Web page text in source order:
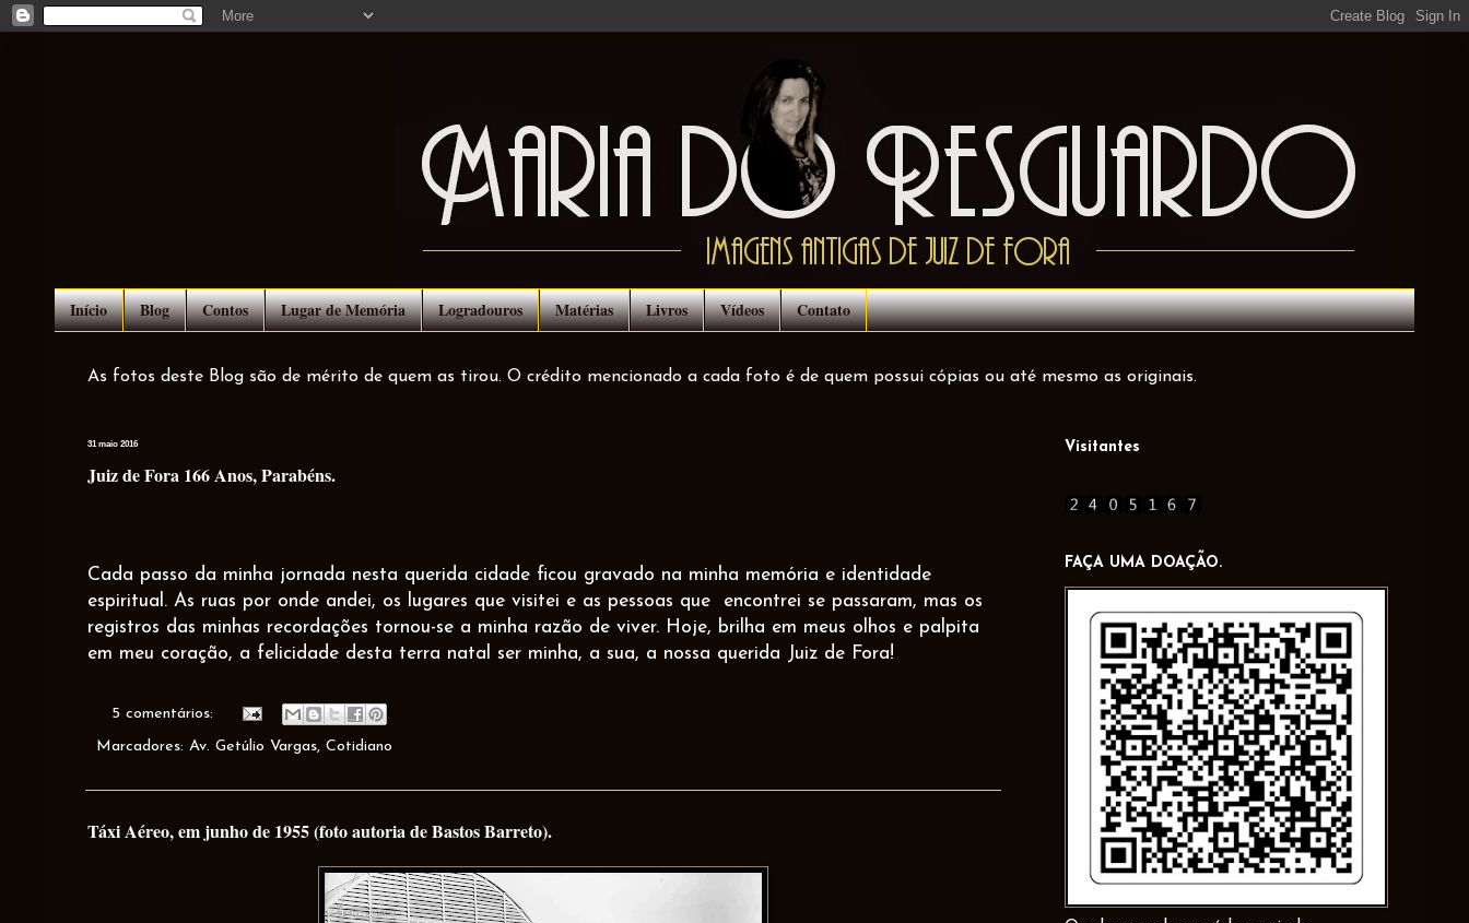
Início Blog Contos Lugar de Memória Logradouros Matérias Livros Vídeos Contato
As fotos deste Blog são de mérito de quem as tirou. O crédito mencionado a cada foto é de quem possui cópias ou até mesmo as originais.
31 maio 2016
Juiz de Fora 166 Anos, Parabéns.
Cada passo da minha jornada nesta querida cidade ficou gravado na minha memória e identidade
espiritual. As ruas por onde andei, os lugares que visitei e as pessoas que
encontrei se passaram, mas os
registros das minhas recordações tornou-se a minha razão de viver. Hoje, brilha em meus olhos e palpita
em meu coração, a felicidade desta terra natal ser minha, a sua, a nossa querida Juiz de Fora!
5 comentários:
Marcadores: Av. Getúlio Vargas, Cotidiano
Táxi Aéreo, em junho de 1955 (foto autoria de Bastos Barreto).
Visitantes
FAÇA UMA DOAÇÃO.